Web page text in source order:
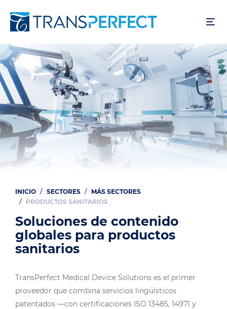
al
principal
Ruta
navegación
INICIO SECTORES
MÁS SECTORES
PRODUCTOS SANITARIOS
Soluciones de contenido
globales para productos
sanitarios
TransPerfect Medical Device Solutions es el primer
proveedor que combina servicios lingüísticos
patentados —con certificaciones ISO 13485, 14971 y